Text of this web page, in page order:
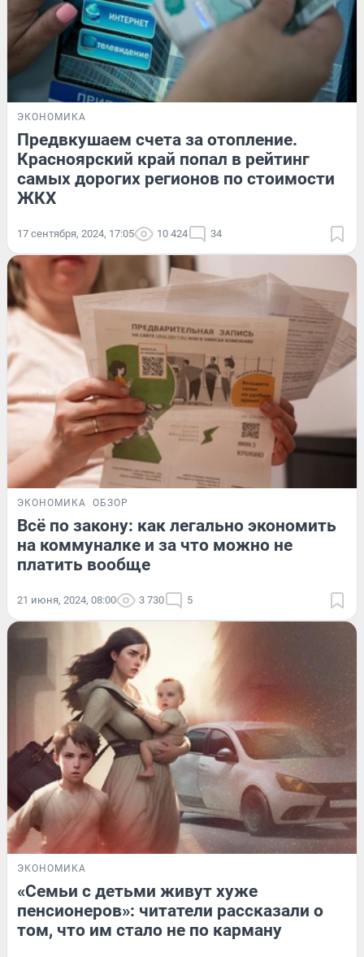
ЭКОНОМИКА
Предвкушаем счета за отопление.
Красноярский край попал в рейтинг
самых дорогих регионов по стоимости
ЖКХ
17 сентября, 2024, 17:05 10 424 34
ЭКОНОМИКА ОБЗОР
Всё по закону: как легально экономить
на коммуналке и за что можно не
платить вообще
21 июня, 2024, 08:00 3 730 5
ЭКОНОМИКА
«Семьи с детьми живут хуже
пенсионеров»: читатели рассказали о
том, что им стало не по карману